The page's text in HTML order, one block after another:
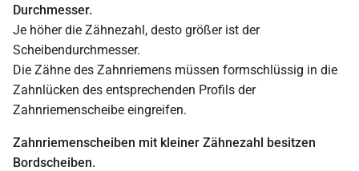
Durchmesser.
Je höher die Zähnezahl, desto größer ist der
Scheibendurchmesser.
Die Zähne des Zahnriemens müssen formschlüssig in die
Zahnlücken des entsprechenden Profils der
Zahnriemenscheibe eingreifen.
Zahnriemenscheiben mit kleiner Zähnezahl besitzen
Bordscheiben.